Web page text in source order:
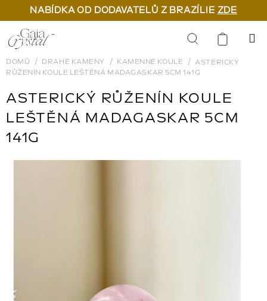
NABÍDKA OD DODAVATELŮ Z BRAZÍLIE ZDE
Přejít
na
obsah
Hledat
DOMŮ DRAHÉ KAMENY KAMENNÉ KOULE
ASTERICKÝ
RŮŽENÍN KOULE LEŠTĚNÁ MADAGASKAR 5CM 141G
ASTERICKÝ RŮŽENÍN KOULE
LEŠTĚNÁ MADAGASKAR 5CM
141G